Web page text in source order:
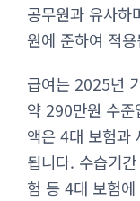
공무원과 유사하
원에 준하여 적
급여는 2025년
약 290만원 수준
액은 4대 보험과
됩니다. 수습기
험 등 4대 보험